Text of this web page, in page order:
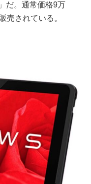
」だ。通常価格9万
売されている。